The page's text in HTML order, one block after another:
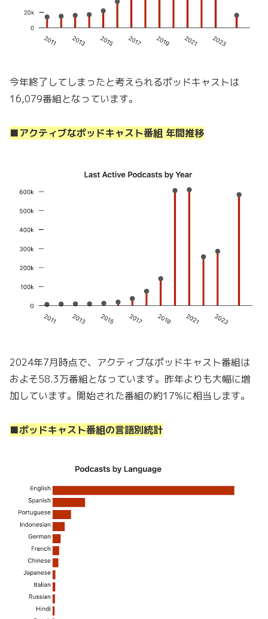
今年終了してしまったと考えられるポッドキャストは
16,079番組となっています。
■アクティブなポッドキャスト番組 年間推移
2024年7月時点で、アクティブなポッドキャスト番組は
およそ58.3万番組となっています。昨年よりも大幅に増
加しています。開始された番組の約17%に相当します。
■ポッドキャスト番組の言語別統計